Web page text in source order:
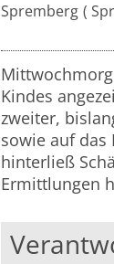
Spremberg
Kindes
zweiter,
sowie auf das
hinterließ
Ermittlungen